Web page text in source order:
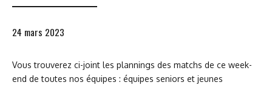
24 mars 2023
Vous trouverez ci-joint les plannings des matchs de ce week-
end de toutes nos équipes : équipes seniors et jeunes